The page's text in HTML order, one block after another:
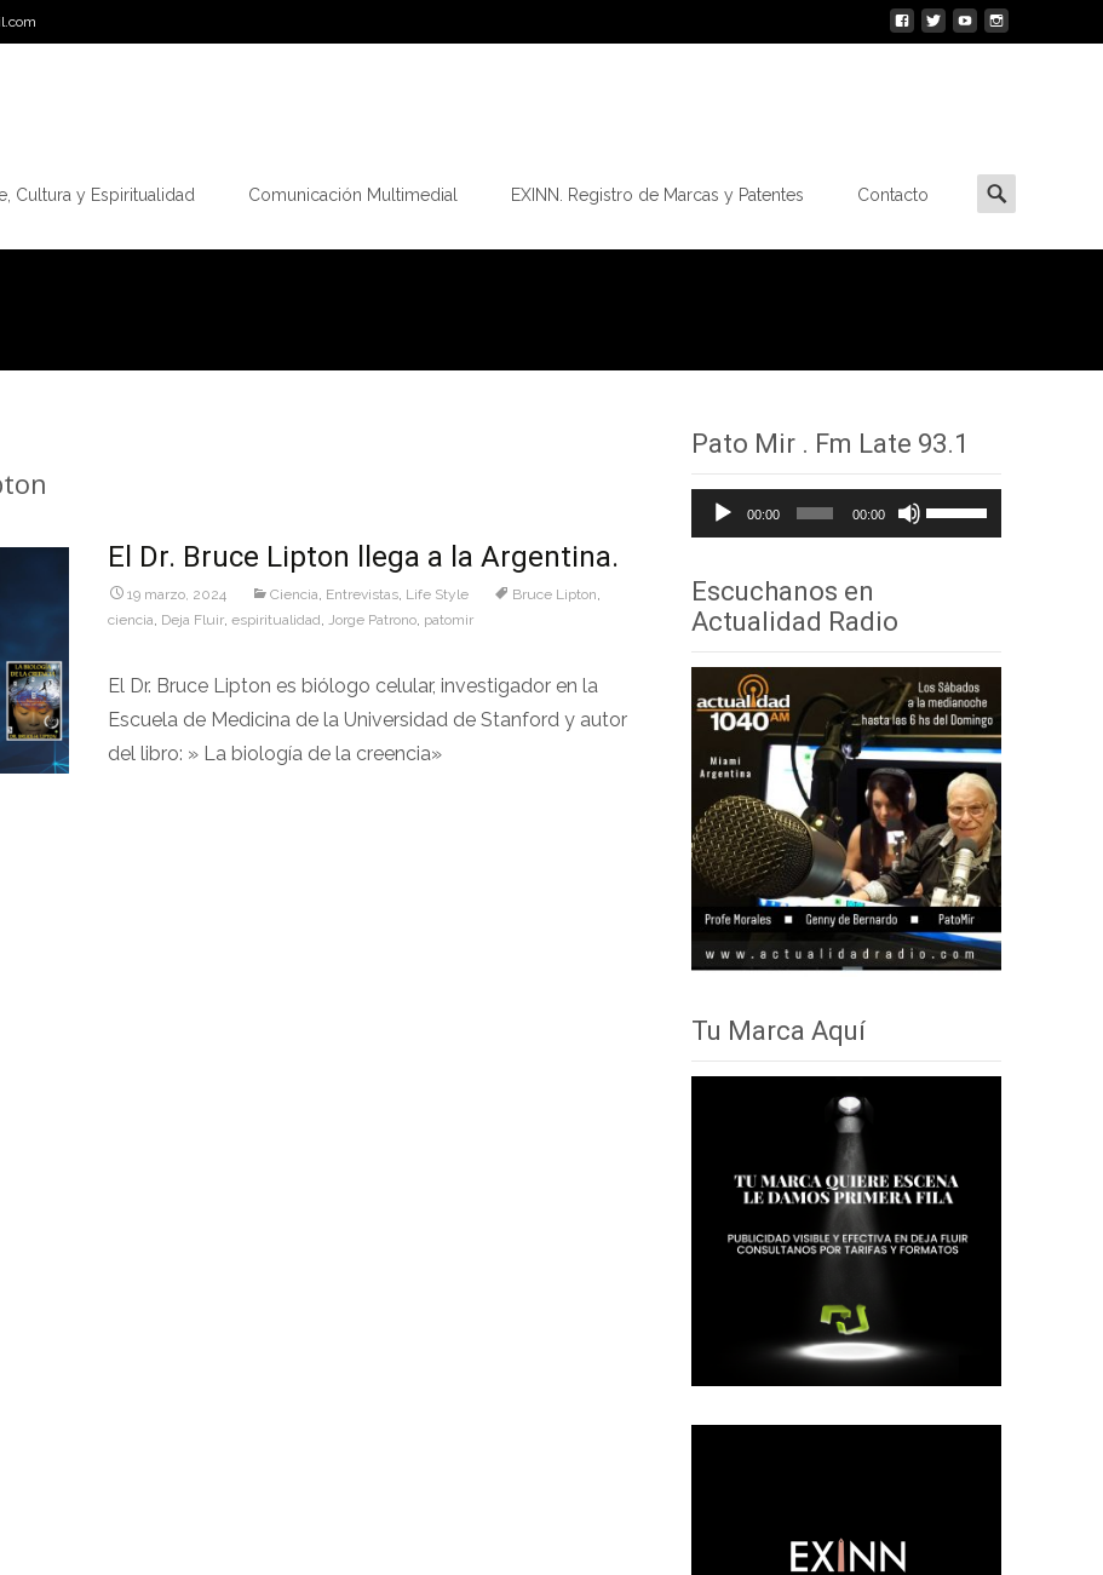
Cultura y Espiritualidad Comunicación Multimedial EXINN. Registro de Marcas y Patentes Contacto
Buscar
por:
El Dr. Bruce Lipton llega a la Argentina.
19 marzo, 2024 Ciencia, Entrevistas, Life Style Bruce Lipton,
ciencia, Deja Fluir, espiritualidad, Jorge Patrono, patomir
El Dr. Bruce Lipton es biólogo celular, investigador en la
Escuela de Medicina de la Universidad de Stanford y autor
del libro: » La biología de la creencia»
Pato Mir . Fm Late 93.1
Reproductor
de
00:00 00:00
Utiliza
las
arriba/abajo
para
aumentar
disminuir
el
volumen.
Escuchanos en
Actualidad Radio
Tu Marca Aquí